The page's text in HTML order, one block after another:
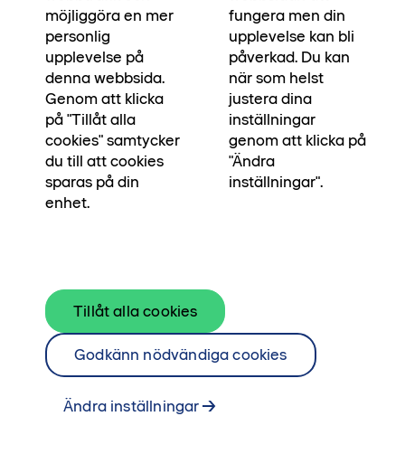
Ägarlägenheter
När du bestämmer dig för att flytta till Ankaret
Ägarlägenheter, är alla bostäder redan inredda
i olika stilar.
Startsida •••
De är utformade av våra erfarna inredare som gjort
ett genomtänkt urval av produkter, form och kulörer
för att skapa en inredning som ger harmoni och som
Materialen är handplockade för att hålla över tid och
möjliggöra en mer
personlig
upplevelse på
denna webbsida.
Genom att klicka
på "Tillåt alla
cookies" samtycker
du till att cookies
sparas på din
enhet.
fungera men din
upplevelse kan bli
påverkad. Du kan
när som helst
justera dina
inställningar
genom att klicka på
"Ändra
inställningar".
Ändra inställningar
Godkänn nödvändiga cookies
Tillåt alla cookies